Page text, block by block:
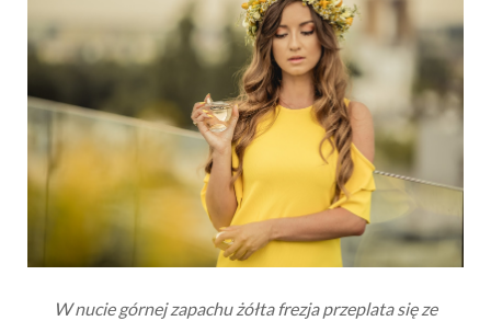
W nucie górnej zapachu żółta frezja przeplata się ze